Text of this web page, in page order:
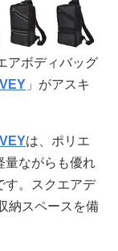
アボディバッグ
」がアスキ
は、ポリエ
量ながらも優れ
す。スクエアデ
納スペースを備